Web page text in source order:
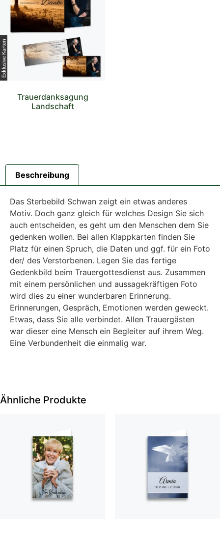
Trauerdanksagung
Landschaft
Beschreibung
Das Sterbebild Schwan zeigt ein etwas anderes
Motiv. Doch ganz gleich für welches Design Sie sich
auch entscheiden, es geht um den Menschen dem Sie
gedenken wollen. Bei allen Klappkarten finden Sie
Platz für einen Spruch, die Daten und ggf. für ein Foto
der/ des Verstorbenen. Legen Sie das fertige
Gedenkbild beim Trauergottesdienst aus. Zusammen
mit einem persönlichen und aussagekräftigen Foto
wird dies zu einer wunderbaren Erinnerung.
Erinnerungen, Gespräch, Emotionen werden geweckt.
Etwas, dass Sie alle verbindet. Allen Trauergästen
war dieser eine Mensch ein Begleiter auf ihrem Weg.
Eine Verbundenheit die einmalig war.
Ähnliche Produkte